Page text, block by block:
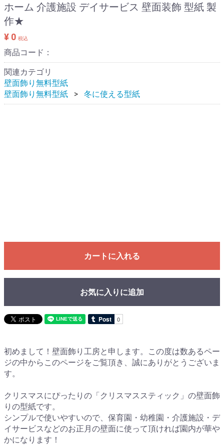
ホーム 介護施設 デイサービス 壁面装飾 型紙 製
作★
¥ 0 税込
商品コード：
関連カテゴリ
壁面飾り無料型紙
壁面飾り無料型紙
冬に使える型紙
カートに入れる
お気に入りに追加
初めまして！壁面飾り工房と申します。この度は数あるペー
ジの中からこのページをご覧頂き、誠にありがとうございま
す。
クリスマスにぴったりの「クリスマススティック」の壁面飾
りの型紙です。
シンプルで使いやすいので、保育園・幼稚園・介護施設・デ
イサービスなどのお正月の壁面に使って頂ければ園内が華や
かになります！